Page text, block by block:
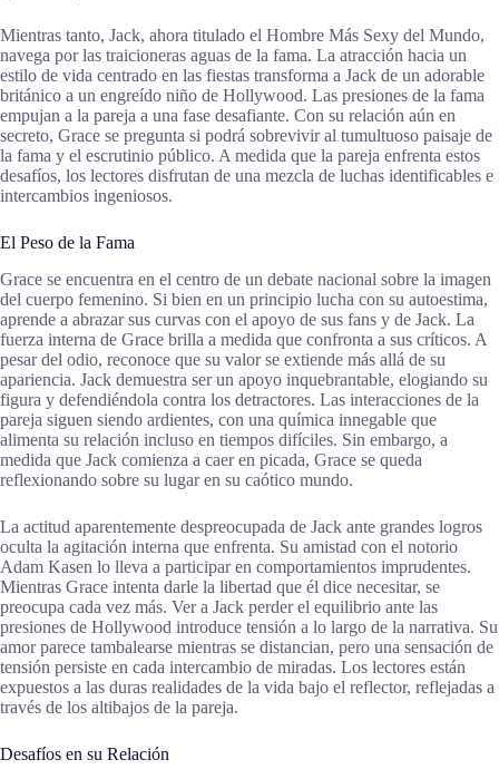
Mientras tanto, Jack, ahora titulado el Hombre Más Sexy del Mundo,
navega por las traicioneras aguas de la fama. La atracción hacia un
estilo de vida centrado en las fiestas transforma a Jack de un adorable
británico a un engreído niño de Hollywood. Las presiones de la fama
empujan a la pareja a una fase desafiante. Con su relación aún en
secreto, Grace se pregunta si podrá sobrevivir al tumultuoso paisaje de
la fama y el escrutinio público. A medida que la pareja enfrenta estos
desafíos, los lectores disfrutan de una mezcla de luchas identificables e
intercambios ingeniosos.
El Peso de la Fama
Grace se encuentra en el centro de un debate nacional sobre la imagen
del cuerpo femenino. Si bien en un principio lucha con su autoestima,
aprende a abrazar sus curvas con el apoyo de sus fans y de Jack. La
fuerza interna de Grace brilla a medida que confronta a sus críticos. A
pesar del odio, reconoce que su valor se extiende más allá de su
apariencia. Jack demuestra ser un apoyo inquebrantable, elogiando su
figura y defendiéndola contra los detractores. Las interacciones de la
pareja siguen siendo ardientes, con una química innegable que
alimenta su relación incluso en tiempos difíciles. Sin embargo, a
medida que Jack comienza a caer en picada, Grace se queda
reflexionando sobre su lugar en su caótico mundo.
La actitud aparentemente despreocupada de Jack ante grandes logros
oculta la agitación interna que enfrenta. Su amistad con el notorio
Adam Kasen lo lleva a participar en comportamientos imprudentes.
Mientras Grace intenta darle la libertad que él dice necesitar, se
preocupa cada vez más. Ver a Jack perder el equilibrio ante las
presiones de Hollywood introduce tensión a lo largo de la narrativa. Su
amor parece tambalearse mientras se distancian, pero una sensación de
tensión persiste en cada intercambio de miradas. Los lectores están
expuestos a las duras realidades de la vida bajo el reflector, reflejadas a
través de los altibajos de la pareja.
Desafíos en su Relación